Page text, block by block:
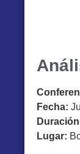
Fecha:
Lugar: